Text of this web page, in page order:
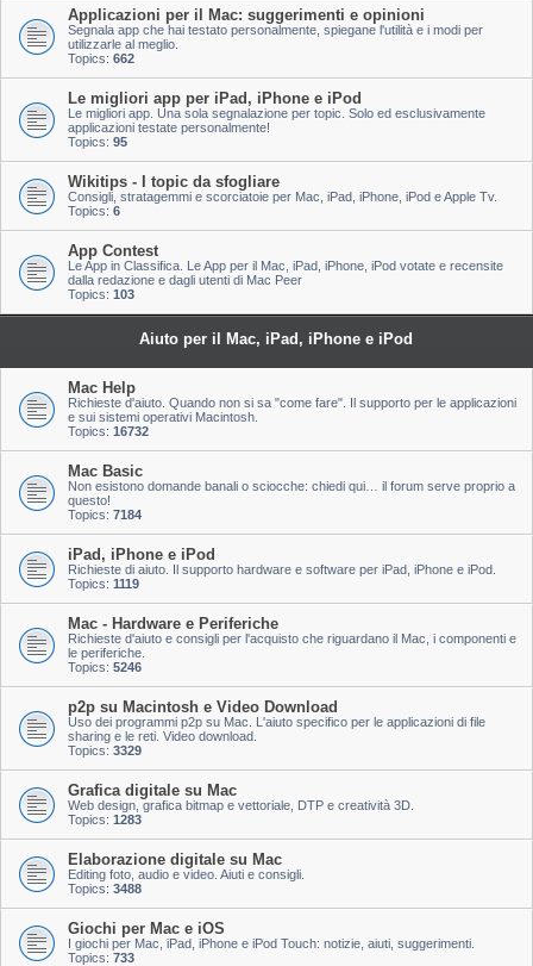
Applicazioni per il Mac: suggerimenti e opinioni
Segnala app che hai testato personalmente, spiegane l'utilità e i modi per
utilizzarle al meglio.
Topics: 662
Le migliori app per iPad, iPhone e iPod
Le migliori app. Una sola segnalazione per topic. Solo ed esclusivamente
applicazioni testate personalmente!
Topics: 95
Wikitips - I topic da sfogliare
Consigli, stratagemmi e scorciatoie per Mac, iPad, iPhone, iPod e Apple Tv.
Topics: 6
App Contest
Le App in Classifica. Le App per il Mac, iPad, iPhone, iPod votate e recensite
dalla redazione e dagli utenti di Mac Peer
Topics: 103
Aiuto per il Mac, iPad, iPhone e iPod
Mac Help
Richieste d'aiuto. Quando non si sa "come fare". Il supporto per le applicazioni
e sui sistemi operativi Macintosh.
Topics: 16732
Mac Basic
Non esistono domande banali o sciocche: chiedi qui… il forum serve proprio a
questo!
Topics: 7184
iPad, iPhone e iPod
Richieste di aiuto. Il supporto hardware e software per iPad, iPhone e iPod.
Topics: 1119
Mac - Hardware e Periferiche
Richieste d'aiuto e consigli per l'acquisto che riguardano il Mac, i componenti e
le periferiche.
Topics: 5246
p2p su Macintosh e Video Download
Uso dei programmi p2p su Mac. L'aiuto specifico per le applicazioni di file
sharing e le reti. Video download.
Topics: 3329
Grafica digitale su Mac
Web design, grafica bitmap e vettoriale, DTP e creatività 3D.
Topics: 1283
Elaborazione digitale su Mac
Editing foto, audio e video. Aiuti e consigli.
Topics: 3488
Giochi per Mac e iOS
I giochi per Mac, iPad, iPhone e iPod Touch: notizie, aiuti, suggerimenti.
Topics: 733